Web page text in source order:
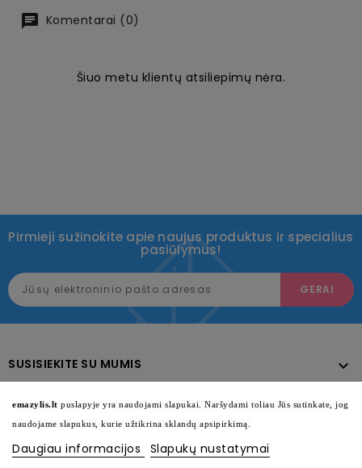
Komentarai (0)
Šiuo metu klientų atsiliepimų nėra.
Pirmieji sužinokite apie naujus produktus ir specialius
pasiūlymus!
SUSISIEKITE SU MUMIS 

INFORMACIJA
SEKITE MUS
emazylis.lt puslapyje yra naudojami slapukai. Naršydami toliau Jūs sutinkate, jog
naudojame slapukus, kurie užtikrina sklandų apsipirkimą.
Daugiau informacijos Slapukų nustatymai